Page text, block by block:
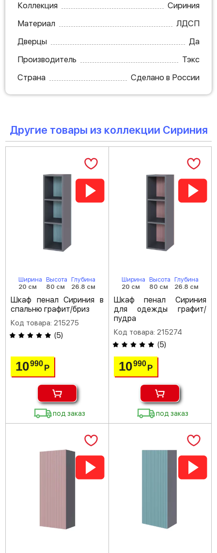
Коллекция
Сириния
Материал
ЛДСП
Дверцы
Да
Производитель
Тэкс
Страна
Сделано в России
Другие товары из коллекции Сириния
Ширина
20 см
Высота
80 см
Глубина
26.8 см
Шкаф пенал Сириния в
спальню графит/бриз
Код товара: 215275
(5)
10990Р
под заказ
Ширина
20 см
Высота
80 см
Глубина
26.8 см
Шкаф пенал Сириния
для одежды графит/
пудра
Код товара: 215274
(5)
10990 Р
под заказ